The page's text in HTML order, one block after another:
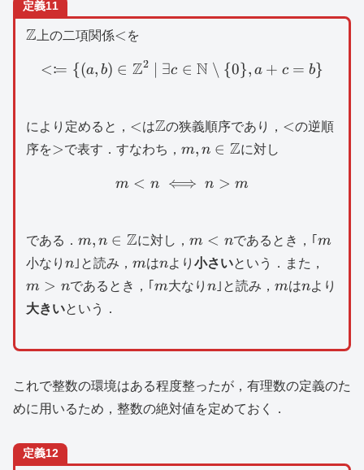
定義11
\mathbb{Z}
Z 上の二項関係<
< を
< \coloneqq \{ (a,b)\in
<:= {(a, b) ∈ Z2 ∣ ∃c ∈ N ∖ {0}, a + c = b}
により定めると， <
<は\mathbb{Z}
Zの狭義順序であり， <
<の逆順
序を>
>で表す．すなわち， m,n\in
m, n ∈ Zに対し
m<n\iff n>m
m < n ⟺ n > m
である． m,n\in
\mathbb{Z}
m, n ∈ Zに対し， m<n
m < nであるとき，｢ m
m
小なり n
n｣と読み， m
mはn
nより 小さいという．また，
m > nであるとき，｢ m
m大なり n
n｣と読み， m
mはn
nより
大きいという．
これで整数の環境はある程度整ったが，有理数の定義のた
めに用いるため，整数の絶対値を定めておく．
定義12